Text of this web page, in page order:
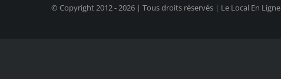
© Copyright 2012 -2026 | Tous droits réservés | Le Local En Ligne